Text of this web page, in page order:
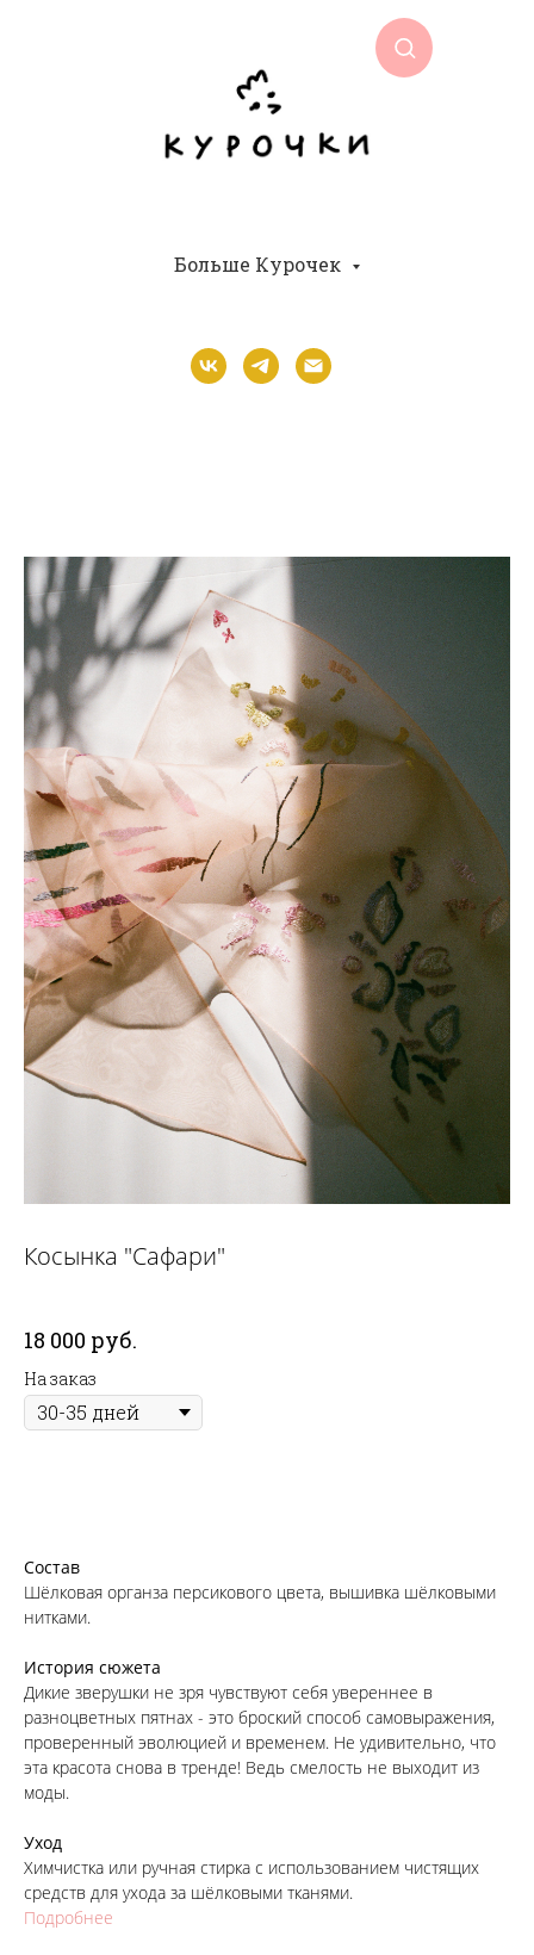
Больше Курочек
Косынка "Сафари"
18 000 руб.
На заказ
Состав
Шёлковая органза персикового цвета, вышивка шёлковыми
нитками.
История сюжета
Дикие зверушки не зря чувствуют себя увереннее в
разноцветных пятнах - это броский способ самовыражения,
проверенный эволюцией и временем. Не удивительно, что
эта красота снова в тренде! Ведь смелость не выходит из
моды.
Уход
Химчистка или ручная стирка с использованием чистящих
средств для ухода за шёлковыми тканями.
Подробнее